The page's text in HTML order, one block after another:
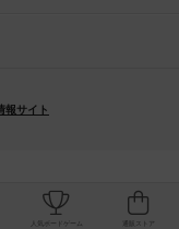
報サイト